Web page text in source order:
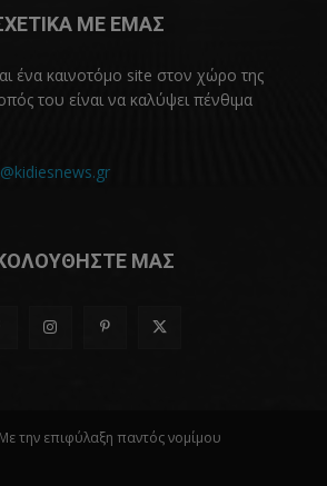
ΜΕ ΕΜΑΣ
ένα καινοτόμο site στον χώρο της
του είναι να καλύψει πένθιμα
ΜΑΣ
την επιφύλαξη παντός νομίμου